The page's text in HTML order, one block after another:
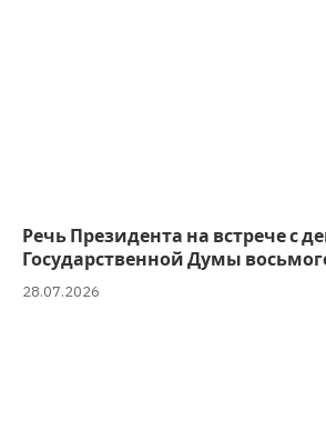
Речь Президента на встрече с
Государственной Думы
28.07.2026